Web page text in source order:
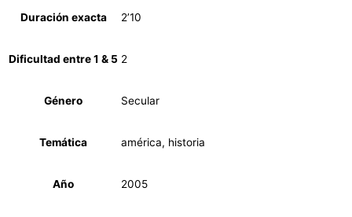
Duración exacta 2’10
Dificultad entre 1 & 5 2
Género Secular
Temática américa, historia
Año 2005